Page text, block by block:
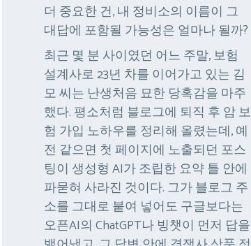
더 중요한 건, 내 정비소의 이름이 그
대답에 포함될 가능성은 얼마나 될까?
최근 몇 분 사이였던 어느 주말, 보험
설계사로 23년 차를 이어가고 있는 김
모 씨는 난생처음 묘한 당혹감을 마주
했다. 평소처럼 블로그에 퇴직 후 암 보
험 가입 노하우를 정리해 올렸는데, 예
전 같으면 첫 페이지에 노출되던 포스
팅이 생성형 AI가 조립한 요약 틀 안에
파묻혀 사라진 것이다. 그가 블로그 주
소를 그대로 붙여 넣어도 구글보다는
오픈AI의 ChatGPT나 빙챗이 먼저 답을